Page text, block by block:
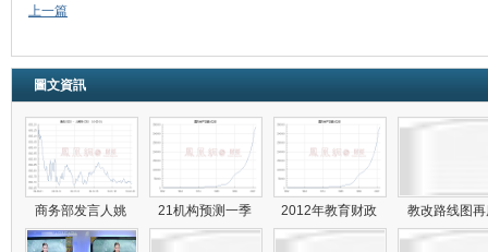
上一篇
圖文資訊
商务部发言人姚 21机构预测一季 2012年教育财政 教改路线图